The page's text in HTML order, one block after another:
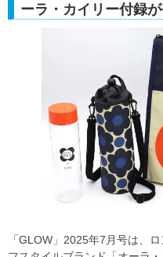
ーラ・カイリー付録が
「GLOW」2025年7月号は、